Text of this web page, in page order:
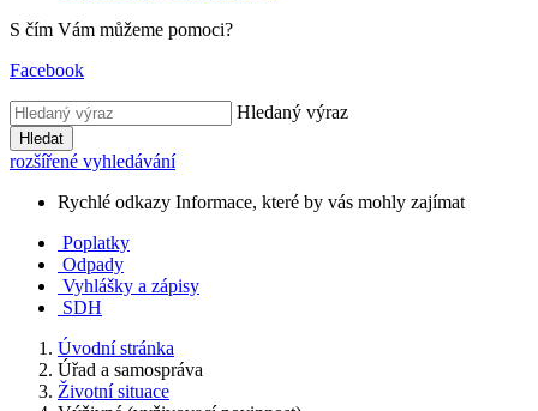
S čím Vám můžeme pomoci?
Facebook
Hledaný výraz
Hledat
rozšířené vyhledávání
Rychlé odkazy Informace, které by vás mohly zajímat
Poplatky
Odpady
Vyhlášky a zápisy
SDH
Úvodní stránka
Úřad a samospráva
Životní situace